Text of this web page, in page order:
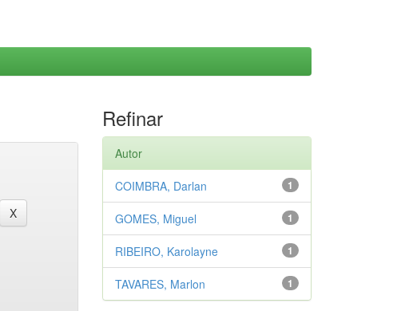
Refinar
Autor
1
COIMBRA, Darlan
1
GOMES, Miguel
1
RIBEIRO, Karolayne
1
TAVARES, Marlon